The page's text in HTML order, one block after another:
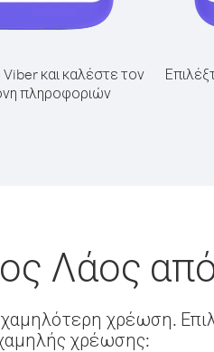
και καλέστε τον
πληροφοριών
Λάος
χρέωση.
χρέωσης: